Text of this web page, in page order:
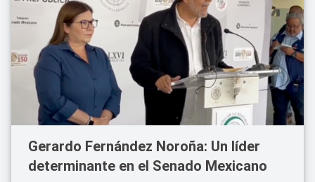
Gerardo Fernández Noroña: Un líder
determinante en el Senado Mexicano